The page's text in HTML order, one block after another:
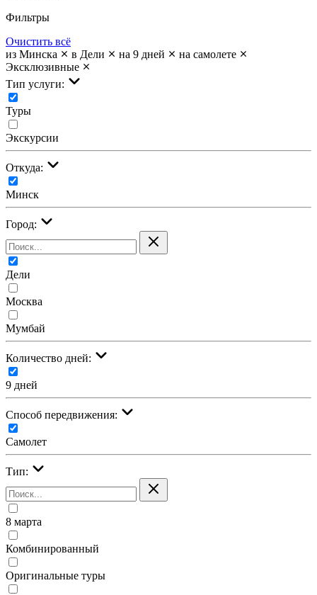
Фильтры
Очистить всё
из Минска
в Дели на 9 дней
на самолете
Эксклюзивные
Тип услуги:
Туры
Экскурсии
Откуда:
Минск
Город:
Дели
Москва
Мумбай
Количество дней:
9 дней
Cпособ передвижения:
Самолет
Тип:
8 марта
Комбинированный
Оригинальные туры